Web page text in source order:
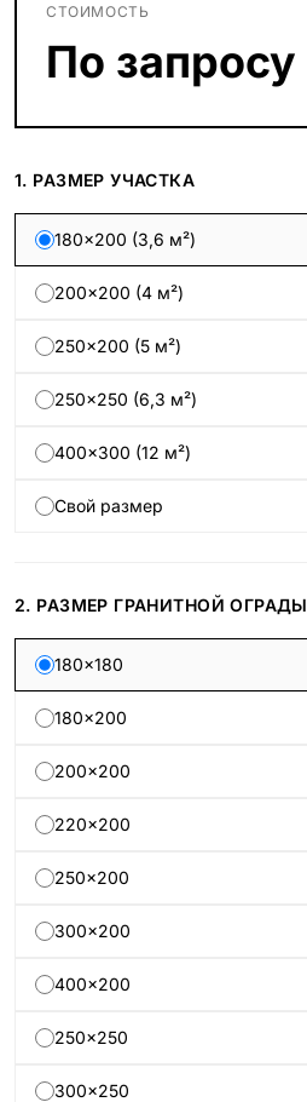
СТОИМОСТЬ
По запросу
1. РАЗМЕР УЧАСТКА
180×200 (3,6 м²)
200×200 (4 м²)
250×200 (5 м²)
250×250 (6,3 м²)
400×300 (12 м²)
Свой размер
2. РАЗМЕР ГРАНИТНОЙ ОГРАДЫ
180×180
180×200
200×200
220×200
250×200
300×200
400×200
250×250
300×250